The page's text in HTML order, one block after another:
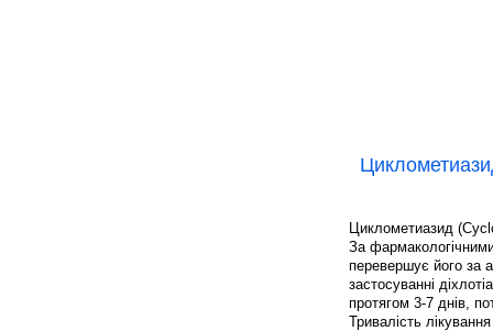
Циклометиазид
За
перевершує його за
застосуванні
протягом 3-7 днів,
Тривалість